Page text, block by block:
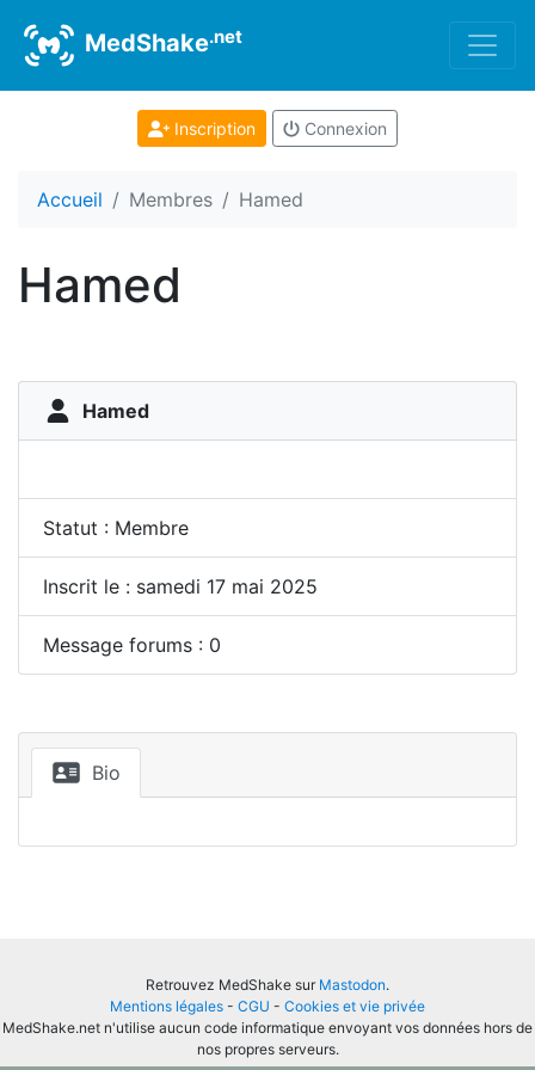
MedShake.net
Inscription Connexion
Accueil Membres Hamed
Hamed
Hamed
Statut : Membre
Inscrit le : samedi 17 mai 2025
Message forums : 0
Bio
Retrouvez MedShake sur Mastodon.
Mentions légales - CGU - Cookies et vie privée
MedShake.net n'utilise aucun code informatique envoyant vos données hors de
nos propres serveurs.